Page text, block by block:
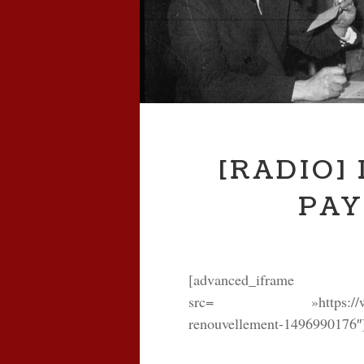
[RADIO]
[advanced_iframe
src= »https://
renouvellement-